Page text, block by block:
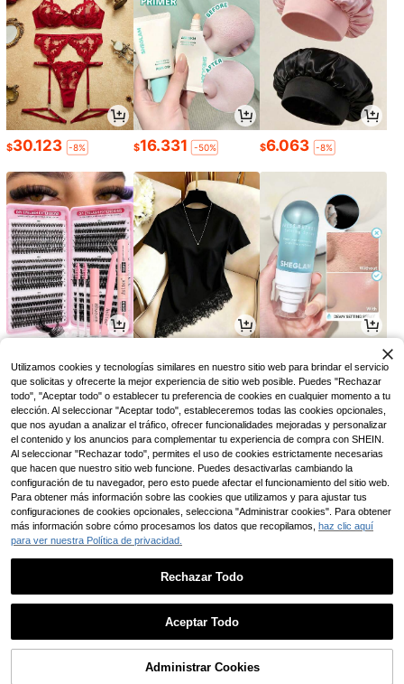
1
$30.123 -8% $16.331 -50% $6.063 -8%
Volver al principio
Utilizamos cookies y tecnologías similares en nuestro sitio web para brindar el servicio
que solicitas y ofrecerte la mejor experiencia de sitio web posible. Puedes "Rechazar
todo", "Aceptar todo" o establecer tu preferencia de cookies en cualquier momento a tu
elección. Al seleccionar "Aceptar todo", estableceremos todas las cookies opcionales,
que nos ayudan a analizar el tráfico, ofrecer funcionalidades mejoradas y personalizar
el contenido y los anuncios para complementar tu experiencia de compra con SHEIN.
Al seleccionar "Rechazar todo", permites el uso de cookies estrictamente necesarias
que hacen que nuestro sitio web funcione. Puedes desactivarlas cambiando la
configuración de tu navegador, pero esto puede afectar el funcionamiento del sitio web.
Para obtener más información sobre las cookies que utilizamos y para ajustar tus
configuraciones de cookies opcionales, selecciona "Administrar cookies". Para obtener
más información sobre cómo procesamos los datos que recopilamos, haz clic aquí
para ver nuestra Política de privacidad.
Rechazar Todo
Aceptar Todo
Administrar Cookies